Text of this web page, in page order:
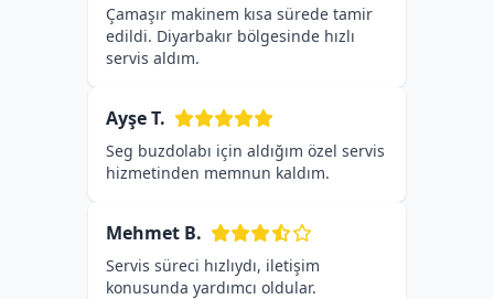
Çamaşır makinem kısa sürede tamir
edildi. Diyarbakır bölgesinde hızlı
servis aldım.
Ayşe T.
Seg buzdolabı için aldığım özel servis
hizmetinden memnun kaldım.
Mehmet B.
Servis süreci hızlıydı, iletişim
konusunda yardımcı oldular.